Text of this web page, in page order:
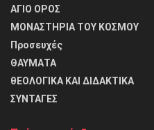
ΑΓΙΟ ΟΡΟΣ
ΜΟΝΑΣΤΗΡΙΑ ΤΟΥ ΚΟΣΜΟΥ
Προσευχές
ΘΑΥΜΑΤΑ
θΕΟΛΟΓΙΚΑ ΚΑΙ ΔΙΔΑΚΤΙΚΑ
ΣΥΝΤΑΓΕΣ